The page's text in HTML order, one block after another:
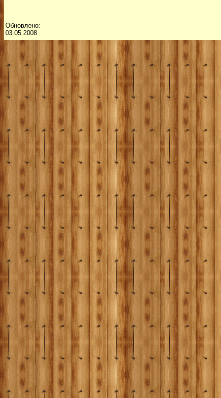
Обновлено:
03.05.2008